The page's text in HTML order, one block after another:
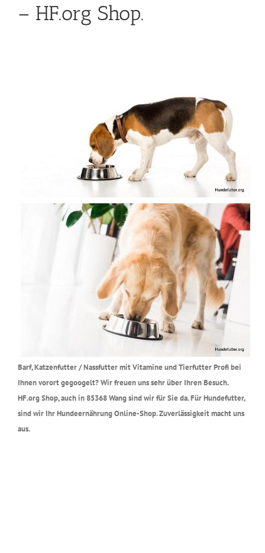
– HF.org Shop.
Barf, Katzenfutter / Nassfutter mit Vitamine und Tierfutter Profi bei
Ihnen vorort gegoogelt? Wir freuen uns sehr über Ihren Besuch.
HF.org Shop, auch in 85368 Wang sind wir für Sie da. Für Hundefutter,
sind wir Ihr Hundeernährung Online-Shop. Zuverlässigkeit macht uns
aus.